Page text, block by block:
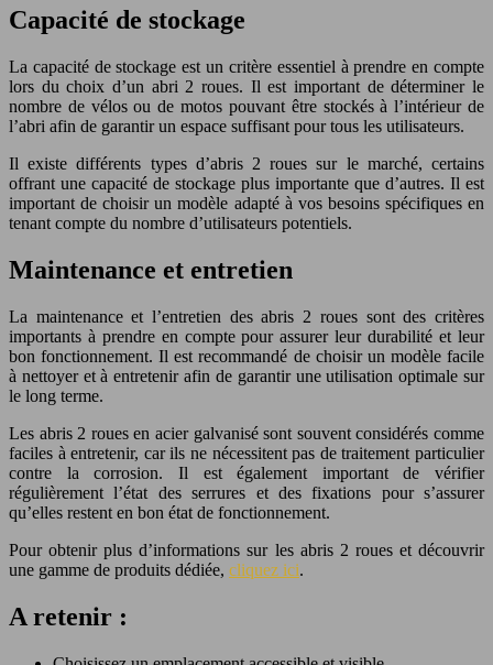
Capacité de stockage
La capacité de stockage est un critère essentiel à prendre en compte
lors du choix d’un abri 2 roues. Il est important de déterminer le
nombre de vélos ou de motos pouvant être stockés à l’intérieur de
l’abri afin de garantir un espace suffisant pour tous les utilisateurs.
Il existe différents types d’abris 2 roues sur le marché, certains
offrant une capacité de stockage plus importante que d’autres. Il est
important de choisir un modèle adapté à vos besoins spécifiques en
tenant compte du nombre d’utilisateurs potentiels.
Maintenance et entretien
La maintenance et l’entretien des abris 2 roues sont des critères
importants à prendre en compte pour assurer leur durabilité et leur
bon fonctionnement. Il est recommandé de choisir un modèle facile
à nettoyer et à entretenir afin de garantir une utilisation optimale sur
le long terme.
Les abris 2 roues en acier galvanisé sont souvent considérés comme
faciles à entretenir, car ils ne nécessitent pas de traitement particulier
contre la corrosion. Il est également important de vérifier
régulièrement l’état des serrures et des fixations pour s’assurer
qu’elles restent en bon état de fonctionnement.
Pour obtenir plus d’informations sur les abris 2 roues et découvrir
une gamme de produits dédiée, cliquez ici.
A retenir :